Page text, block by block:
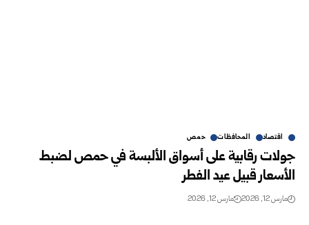
اقتصاد المحافظات حمص
جولات رقابية على أسواق الألبسة في حمص لضبط
الأسعار قبيل عيد الفطر
مارس 12, 2026 مارس 12, 2026